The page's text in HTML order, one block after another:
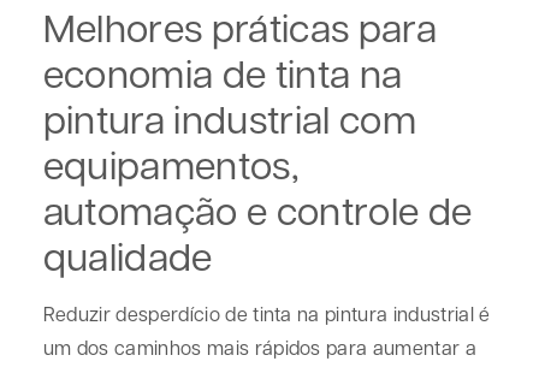
Melhores práticas para
economia de tinta na
pintura industrial com
equipamentos,
automação e controle de
qualidade
Reduzir desperdício de tinta na pintura industrial é
um dos caminhos mais rápidos para aumentar a